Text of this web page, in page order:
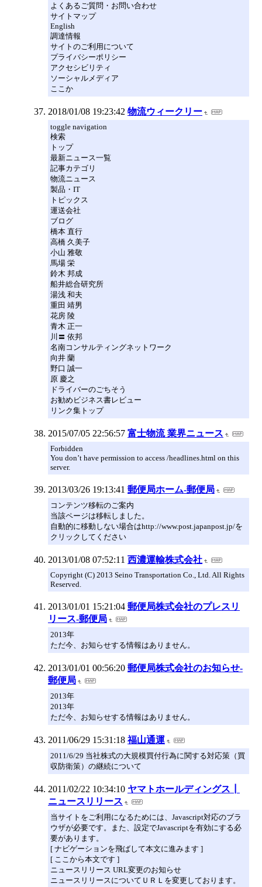
よくあるご質問・お問い合わせ
サイトマップ
English
調達情報
サイトのご利用について
プライバシーポリシー
アクセシビリティ
ソーシャルメディア
ここか
2018/01/08 19:23:42 物流ウィークリー
toggle navigation
検索
トップ
最新ニュース一覧
記事カテゴリ
物流ニュース
製品・IT
トピックス
運送会社
ブログ
橋本 直行
高橋 久美子
小山 雅敬
馬場 栄
鈴木 邦成
船井総合研究所
湯浅 和夫
重田 靖男
花房 陵
青木 正一
川〓 依邦
名南コンサルティングネットワーク
向井 蘭
野口 誠一
原 慶之
ドライバーのごちそう
お勧めビジネス書レビュー
リンク集トップ
2015/07/05 22:56:57 富士物流 業界ニュース
Forbidden
You don’t have permission to access /headlines.html on this
server.
2013/03/26 19:13:41 郵便局ホーム‐郵便局
コンテンツ移転のご案内
当該ページは移転しました。
自動的に移動しない場合はhttp://www.post.japanpost.jp/を
クリックしてください
2013/01/08 07:52:11 西濃運輸株式会社
Copyright (C) 2013 Seino Transportation Co., Ltd. All Rights
Reserved.
2013/01/01 15:21:04 郵便局株式会社のプレスリ
リース‐郵便局
2013年
ただ今、お知らせする情報はありません。
2013/01/01 00:56:20 郵便局株式会社のお知らせ‐
郵便局
2013年
2013年
ただ今、お知らせする情報はありません。
2011/06/29 15:31:18 福山通運
2011/6/29 当社株式の大規模買付行為に関する対応策（買
収防衛策）の継続について
2011/02/22 10:34:10 ヤマトホールディングス┃
ニュースリリース
当サイトをご利用になるためには、Javascript対応のブラ
ウザが必要です。また、設定でJavascriptを有効にする必
要があります。
[ ナビゲーションを飛ばして本文に進みます ]
[ ここから本文です ]
ニュースリリース URL変更のお知らせ
ニュースリリースについてＵＲＬを変更しております。